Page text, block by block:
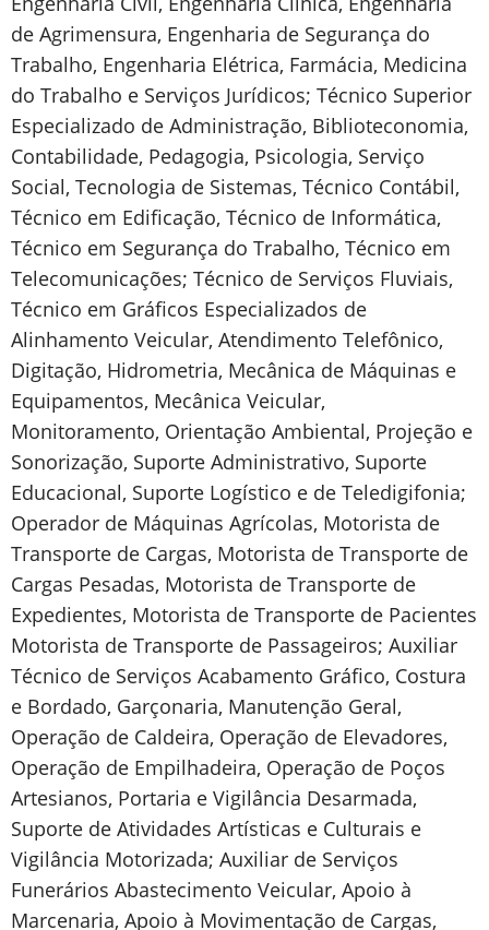
de Agrimensura, Engenharia de Segurança do
Trabalho, Engenharia Elétrica, Farmácia, Medicina
do Trabalho e Serviços Jurídicos; Técnico Superior
Especializado de Administração, Biblioteconomia,
Contabilidade, Pedagogia, Psicologia, Serviço
Social, Tecnologia de Sistemas, Técnico Contábil,
Técnico em Edificação, Técnico de Informática,
Técnico em Segurança do Trabalho, Técnico em
Telecomunicações; Técnico de Serviços Fluviais,
Técnico em Gráficos Especializados de
Alinhamento Veicular, Atendimento Telefônico,
Digitação, Hidrometria, Mecânica de Máquinas e
Equipamentos, Mecânica Veicular,
Monitoramento, Orientação Ambiental, Projeção e
Sonorização, Suporte Administrativo, Suporte
Educacional, Suporte Logístico e de Teledigifonia;
Operador de Máquinas Agrícolas, Motorista de
Transporte de Cargas, Motorista de Transporte de
Cargas Pesadas, Motorista de Transporte de
Expedientes, Motorista de Transporte de Pacientes
Motorista de Transporte de Passageiros; Auxiliar
Técnico de Serviços Acabamento Gráfico, Costura
e Bordado, Garçonaria, Manutenção Geral,
Operação de Caldeira, Operação de Elevadores,
Operação de Empilhadeira, Operação de Poços
Artesianos, Portaria e Vigilância Desarmada,
Suporte de Atividades Artísticas e Culturais e
Vigilância Motorizada; Auxiliar de Serviços
Funerários Abastecimento Veicular, Apoio à
Marcenaria, Apoio à Movimentação de Cargas,